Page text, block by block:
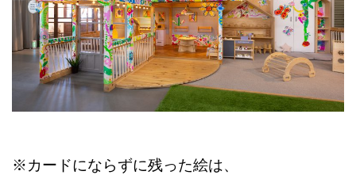
※カードにならずに残った絵は、